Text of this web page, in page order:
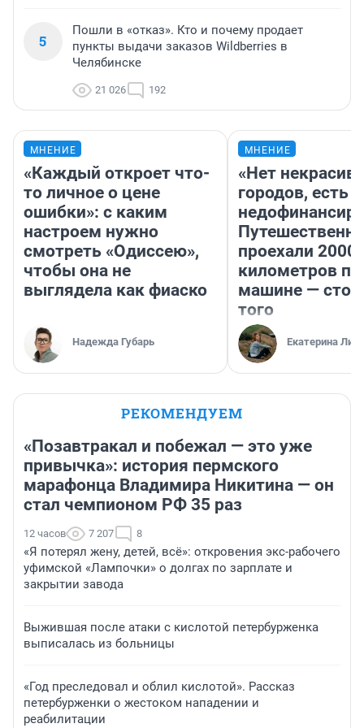
5
Пошли в «отказ». Кто и почему продает
пункты выдачи заказов Wildberries в
Челябинске
21 026 192
МНЕНИЕ
«Каждый откроет что-
то личное о цене
ошибки»: с каким
настроем нужно
смотреть «Одиссею»,
чтобы она не
выглядела как фиаско
Надежда Губарь
МНЕНИЕ
«Нет
городов, есть
проехали 2000
километров по
машине —
того
Екатерина
РЕКОМЕНДУЕМ
«Позавтракал и побежал — это уже
привычка»: история пермского
марафонца Владимира Никитина — он
стал чемпионом РФ 35 раз
12 часов 7 207 8
«Я потерял жену, детей, всё»: откровения экс-рабочего
уфимской «Лампочки» о долгах по зарплате и
закрытии завода
Выжившая после атаки с кислотой петербурженка
выписалась из больницы
«Год преследовал и облил кислотой». Рассказ
петербурженки о жестоком нападении и
реабилитации